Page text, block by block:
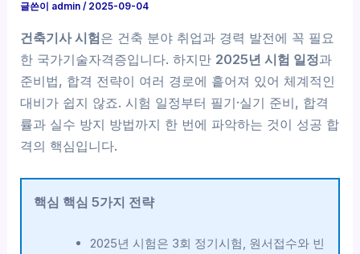
글쓴이 admin/ 2025-09-04
건축기사 시험은 건축 분야 취업과 경력 발전에 꼭 필요
한 국가기술자격증입니다. 하지만 2025년 시험 일정과
준비법, 합격 전략이 여러 경로에 흩어져 있어 체계적인
대비가 쉽지 않죠. 시험 일정부터 필기·실기 준비, 합격
률과 실수 방지 방법까지 한 번에 파악하는 것이 성공 합
격의 핵심입니다.
핵심 핵심 5가지 전략
2025년 시험은 3회 정기시험, 원서접수와 빈